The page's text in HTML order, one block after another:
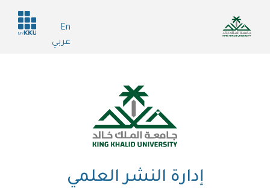
المحتوى
En
عربي
Header
services
إدارة النشر العلمي